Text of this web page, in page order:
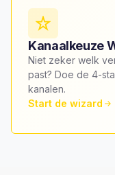
Kanaalkeuze
Niet zeker welk
past? Doe de 4-
kanalen.
Start de wizard